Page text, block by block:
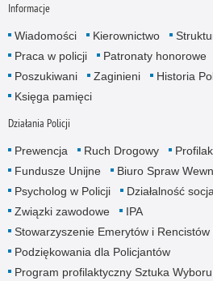
Informacje
Wiadomości Kierownictwo
Praca w policji
Patronaty honorowe
Poszukiwani
Zaginieni Historia
Księga pamięci
Działania Policji
Prewencja Ruch Drogowy
Fundusze Unijne
Biuro Spraw
Psycholog w Policji
Działalność
Związki zawodowe
IPA
Stowarzyszenie Emerytów i Rencistów
Podziękowania dla Policjantów
Program profilaktyczny Sztuka Wyboru